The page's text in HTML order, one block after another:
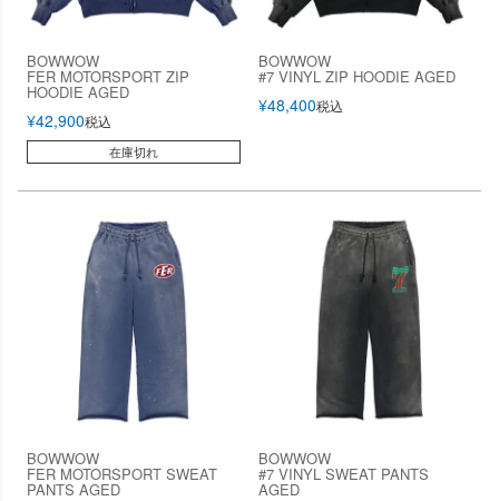
BOWWOW
FER MOTORSPORT ZIP
HOODIE AGED
¥42,900税込
在庫切れ
BOWWOW
#7 VINYL ZIP HOODIE AGED
¥48,400税込
BOWWOW
FER MOTORSPORT SWEAT
PANTS AGED
BOWWOW
#7 VINYL SWEAT PANTS
AGED